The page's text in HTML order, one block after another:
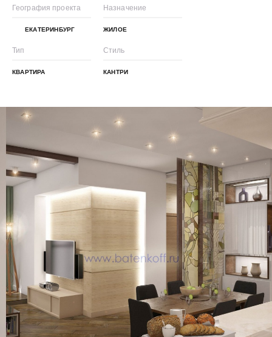
География проекта
ЕКАТЕРИНБУРГ
Назначение
ЖИЛОЕ
Тип
КВАРТИРА
Стиль
КАНТРИ